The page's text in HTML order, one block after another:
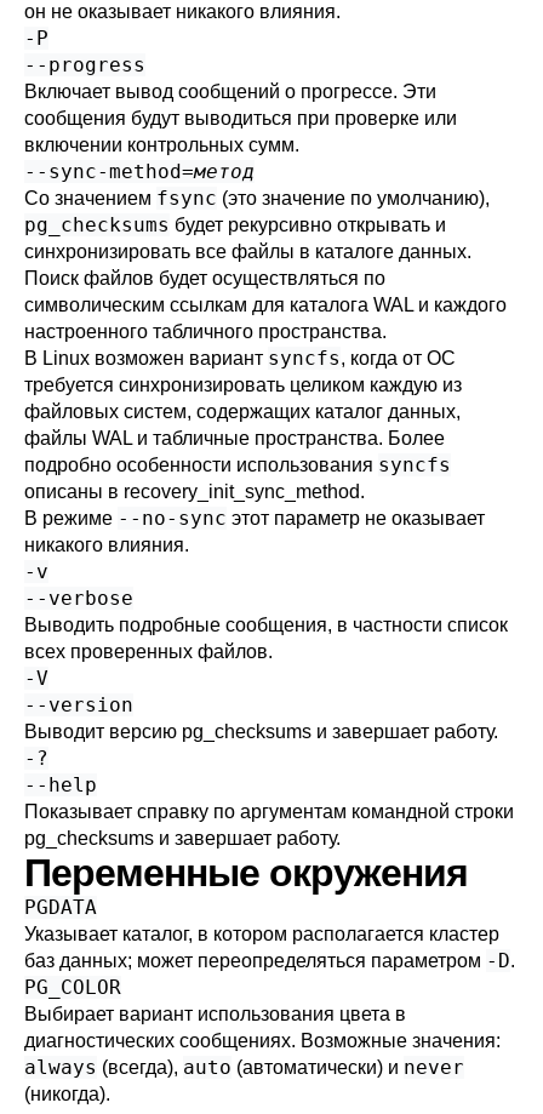
он не оказывает никакого влияния.
-P
--progress
Включает вывод сообщений о прогрессе. Эти
сообщения будут выводиться при проверке или
включении контрольных сумм.
--sync-method=метод
Со значением fsync (это значение по умолчанию),
pg_checksums будет рекурсивно открывать и
синхронизировать все файлы в каталоге данных.
Поиск файлов будет осуществляться по
символическим ссылкам для каталога WAL и каждого
настроенного табличного пространства.
В Linux возможен вариант syncfs, когда от ОС
требуется синхронизировать целиком каждую из
файловых систем, содержащих каталог данных,
файлы WAL и табличные пространства. Более
подробно особенности использования syncfs
описаны в recovery_init_sync_method.
В режиме --no-sync этот параметр не оказывает
никакого влияния.
-v
--verbose
Выводить подробные сообщения, в частности список
всех проверенных файлов.
-V
--version
Выводит версию pg_checksums и завершает работу.
-?
--help
Показывает справку по аргументам командной строки
pg_checksums и завершает работу.
Переменные окружения
PGDATA
Указывает каталог, в котором располагается кластер
баз данных; может переопределяться параметром -D.
PG_COLOR
Выбирает вариант использования цвета в
диагностических сообщениях. Возможные значения:
always (всегда), auto (автоматически) и never
(никогда).